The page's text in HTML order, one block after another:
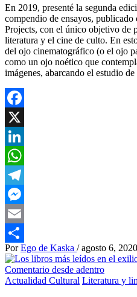
En 2019, presenté la segunda
compendio de ensayos,
Projects, con el único objetivo de
literatura y el cine de culto. En
del ojo cinematográfico (o el ojo
como un ojo noético que
imágenes, abarcando el estudio
Facebook
X
LinkedIn
WhatsApp
Telegram
Messenger
Email
Compartir
Por Ego de Kaska / agosto 6, 2020
Actualidad Cultural Literatura y